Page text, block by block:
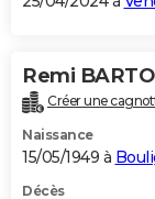
Remi
Créer une
Naissance
15/05/1949 à
Décès